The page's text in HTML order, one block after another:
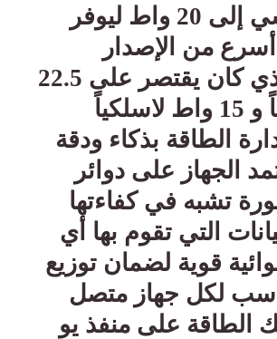
المغناطيسي إلى 20 واط ليوفر
أسرع من الإصدار
السابق الذي كان يقتصر على 22.5
واط سلكياً و 15 واط لاسلكياً
الطاقة بذكاء ودقة
الجهاز على دوائر
تشبه في كفاءتها
التي تقوم بها أي
قوية لضمان توزيع
لكل جهاز متصل
الطاقة على منفذ يو